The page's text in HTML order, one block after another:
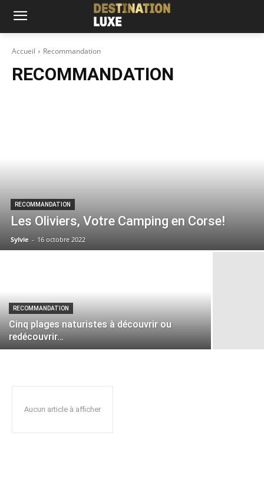
Accueil Recommandation
RECOMMANDATION
RECOMMANDATION
Les Oliviers, Votre Camping en Corse!
Sylvie - 16 octobre 2022
RECOMMANDATION
Cinq plages naturistes à découvrir ou
redécouvrir…
Aucun article à afficher